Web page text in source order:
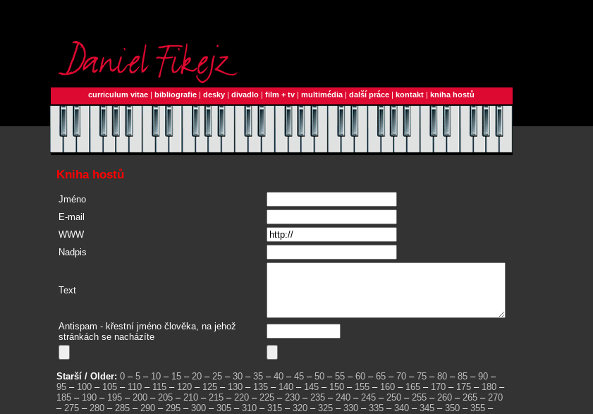
curriculum vitae | bibliografie | desky | divadlo | film + tv | multimédia | další práce | kontakt | kniha hostů
Kniha hostů
Jméno
E-mail
WWW
Nadpis
Text
Antispam - křestní jméno člověka, na jehož
stránkách se nacházíte
Starší / Older: 0 – 5 – 10 – 15 – 20 – 25 – 30 – 35 – 40 – 45 – 50 – 55 – 60 – 65 – 70 – 75 – 80 – 85 – 90 –
95 – 100 – 105 – 110 – 115 – 120 – 125 – 130 – 135 – 140 – 145 – 150 – 155 – 160 – 165 – 170 – 175 – 180 –
185 – 190 – 195 – 200 – 205 – 210 – 215 – 220 – 225 – 230 – 235 – 240 – 245 – 250 – 255 – 260 – 265 – 270
– 275 – 280 – 285 – 290 – 295 – 300 – 305 – 310 – 315 – 320 – 325 – 330 – 335 – 340 – 345 – 350 – 355 –